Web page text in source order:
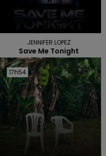
JENNIFER LOPEZ
Save Me Tonight
17h54
17h54